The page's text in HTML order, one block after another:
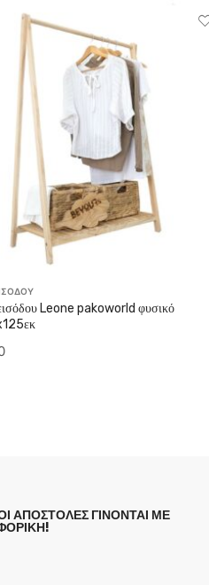
Leone pakoworld φυσικό
ΑΠΟΣΤΟΛΕΣ ΓΙΝΟΝΤΑΙ ΜΕ